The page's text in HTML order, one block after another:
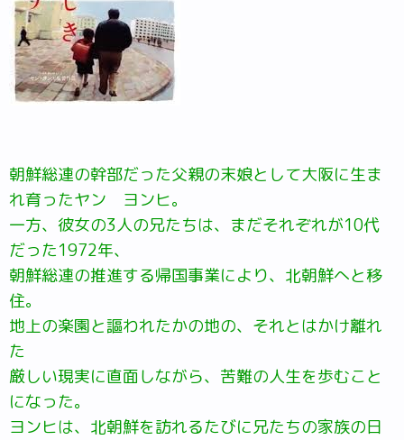
朝鮮総連の幹部だった父親の末娘として大阪に生ま
れ育ったヤン ヨンヒ。
一方、彼女の3人の兄たちは、まだそれぞれが10代
だった1972年、
朝鮮総連の推進する帰国事業により、北朝鮮へと移
住。
地上の楽園と謳われたかの地の、それとはかけ離れ
た
厳しい現実に直面しながら、苦難の人生を歩むこと
になった。
ヨンヒは、北朝鮮を訪れるたびに兄たちの家族の日